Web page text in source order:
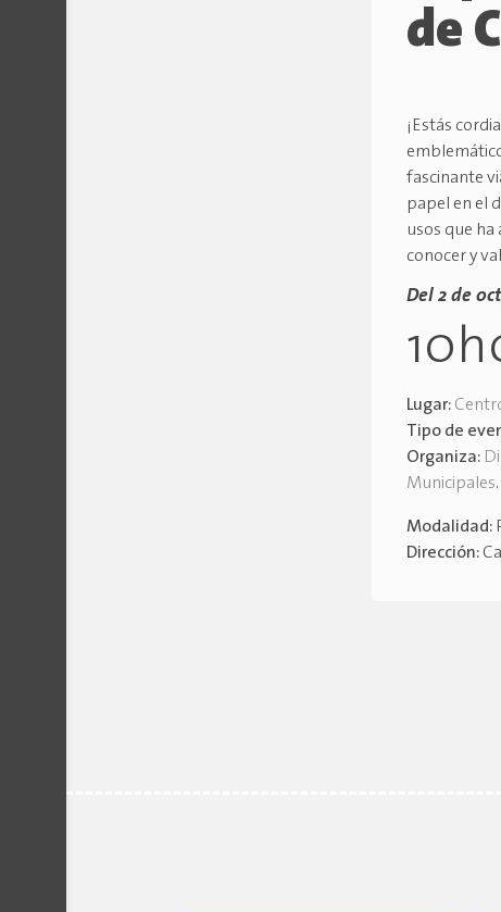
de
¡Estás
fascinante
papel en el
usos que
conocer y
Del 2 de
Lugar:
Tipo de
Organiza:
Municipales.
Modalidad:
Dirección: